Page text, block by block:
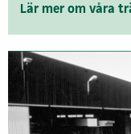
Lär mer om våra